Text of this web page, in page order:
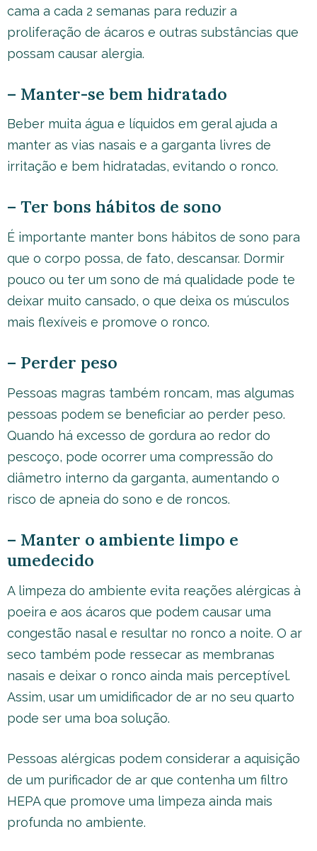
cama a cada 2 semanas para reduzir a
proliferação de ácaros e outras substâncias que
possam causar alergia.
– Manter-se bem hidratado
Beber muita água e líquidos em geral ajuda a
manter as vias nasais e a garganta livres de
irritação e bem hidratadas, evitando o ronco.
– Ter bons hábitos de sono
É importante manter bons hábitos de sono para
que o corpo possa, de fato, descansar. Dormir
pouco ou ter um sono de má qualidade pode te
deixar muito cansado, o que deixa os músculos
mais flexíveis e promove o ronco.
– Perder peso
Pessoas magras também roncam, mas algumas
pessoas podem se beneficiar ao perder peso.
Quando há excesso de gordura ao redor do
pescoço, pode ocorrer uma compressão do
diâmetro interno da garganta, aumentando o
risco de apneia do sono e de roncos.
– Manter o ambiente limpo e
umedecido
A limpeza do ambiente evita reações alérgicas à
poeira e aos ácaros que podem causar uma
congestão nasal e resultar no ronco a noite. O ar
seco também pode ressecar as membranas
nasais e deixar o ronco ainda mais perceptível.
Assim, usar um umidificador de ar no seu quarto
pode ser uma boa solução.
Pessoas alérgicas podem considerar a aquisição
de um purificador de ar que contenha um filtro
HEPA que promove uma limpeza ainda mais
profunda no ambiente.